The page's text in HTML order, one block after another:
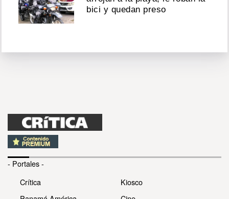
bici y quedan preso
- Portales -
Crítica
Kiosco